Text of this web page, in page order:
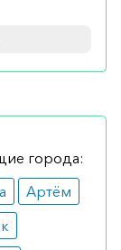
7 лет и
кормящим
города:
Артём